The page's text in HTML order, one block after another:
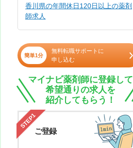
香川県の年間休日120日以上の薬剤
師求人
簡単1分
無料転職サポートに
申し込む
マイナビ薬剤師に登録して
希望通りの求人を
紹介してもらう！
STEP1
ご登録